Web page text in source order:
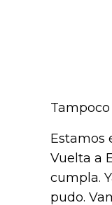
Estamos
Vuelta a
cumpla.
pudo.